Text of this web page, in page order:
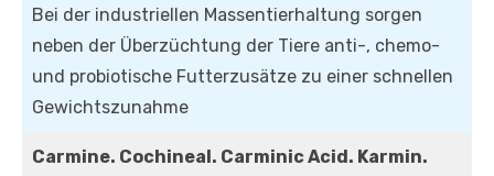
Bei der industriellen Massentierhaltung sorgen
neben der Überzüchtung der Tiere anti-, chemo-
und probiotische Futterzusätze zu einer schnellen
Gewichtszunahme
Carmine. Cochineal. Carminic Acid. Karmin.